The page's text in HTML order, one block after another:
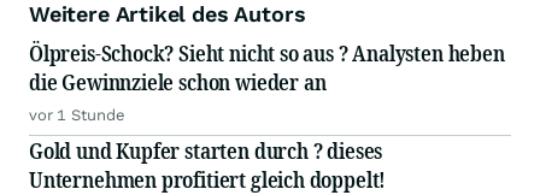
Weitere Artikel des Autors
Ölpreis-Schock? Sieht nicht so aus ? Analysten heben
die Gewinnziele schon wieder an
vor 1 Stunde
Gold und Kupfer starten durch ? dieses
Unternehmen profitiert gleich doppelt!